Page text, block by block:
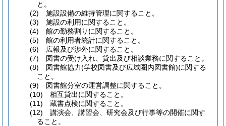
と。
(2) 施設設備の維持管理に関すること。
(3) 施設の利用に関すること。
(4) 館の勤務割りに関すること。
(5) 館の利用者統計に関すること。
(6) 広報及び渉外に関すること。
(7) 図書の受け入れ、貸出及び相談業務に関すること。
(8) 図書館協力(学校図書及び広域圏内図書館)に関する
こと。
(9) 図書館分室の運営調整に関すること。
(10) 相互貸出に関すること。
(11) 蔵書点検に関すること。
(12) 講演会、講習会、研究会及び行事等の開催に関す
ること。